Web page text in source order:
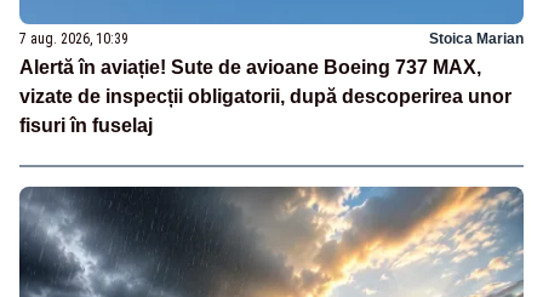
7 aug. 2026, 10:39 Stoica Marian
Alertă în aviație! Sute de avioane Boeing 737 MAX,
vizate de inspecții obligatorii, după descoperirea unor
fisuri în fuselaj